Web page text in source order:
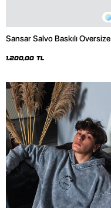
Sansar Salvo Baskılı Oversize
1.200,00 TL